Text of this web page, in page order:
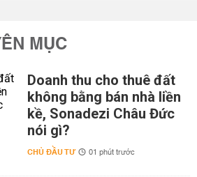
MỤC
Doanh thu cho thuê đất
không bằng bán nhà liền
kề, Sonadezi Châu Đức
nói gì?
CHỦ ĐẦU TƯ 01 phút trước